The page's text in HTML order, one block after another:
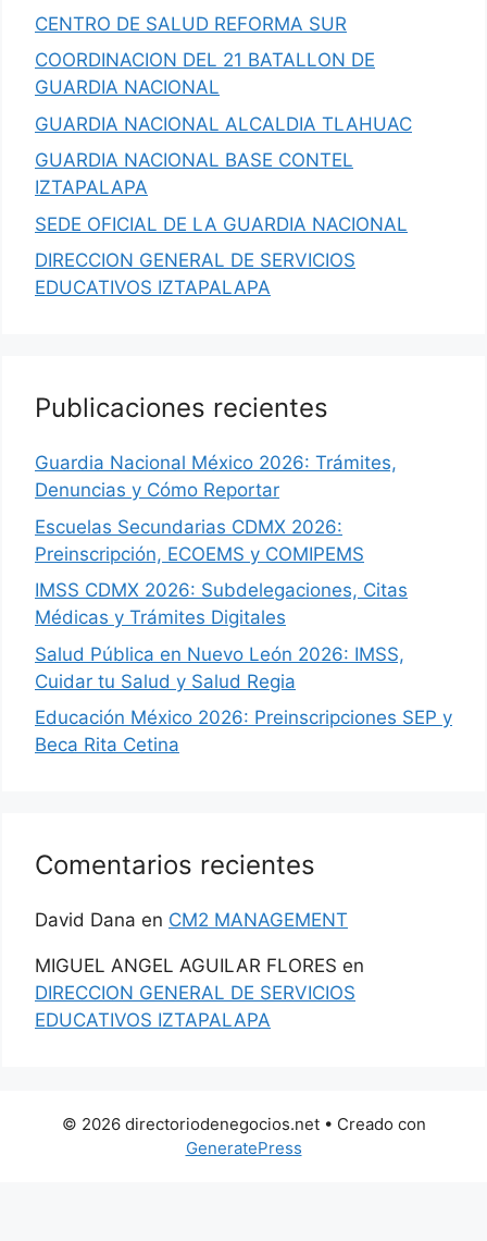
CENTRO DE SALUD REFORMA SUR
COORDINACION DEL 21 BATALLON DE
GUARDIA NACIONAL
GUARDIA NACIONAL ALCALDIA TLAHUAC
GUARDIA NACIONAL BASE CONTEL
IZTAPALAPA
SEDE OFICIAL DE LA GUARDIA NACIONAL
DIRECCION GENERAL DE SERVICIOS
EDUCATIVOS IZTAPALAPA
Publicaciones recientes
Guardia Nacional México 2026: Trámites,
Denuncias y Cómo Reportar
Escuelas Secundarias CDMX 2026:
Preinscripción, ECOEMS y COMIPEMS
IMSS CDMX 2026: Subdelegaciones, Citas
Médicas y Trámites Digitales
Salud Pública en Nuevo León 2026: IMSS,
Cuidar tu Salud y Salud Regia
Educación México 2026: Preinscripciones SEP y
Beca Rita Cetina
Comentarios recientes
David Dana en CM2 MANAGEMENT
MIGUEL ANGEL AGUILAR FLORES en
DIRECCION GENERAL DE SERVICIOS
EDUCATIVOS IZTAPALAPA
© 2026 directoriodenegocios.net• Creado con
GeneratePress